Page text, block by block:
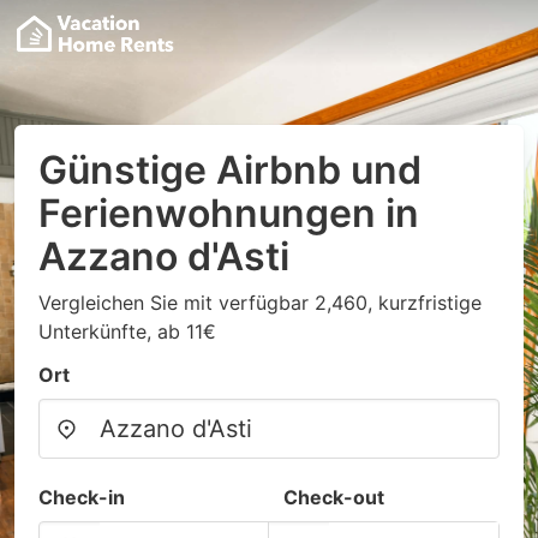
Günstige Airbnb und
Ferienwohnungen in
Azzano d'Asti
Vergleichen Sie mit verfügbar 2,460, kurzfristige
Unterkünfte, ab 11€
Ort
Check-in Check-out